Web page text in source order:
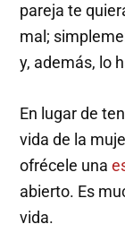
pareja te
mal;
y, además, lo
En lugar de
vida de la
ofrécele una
abierto. Es
vida.